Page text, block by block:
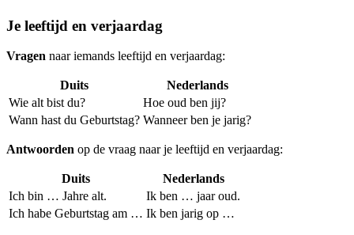
Je leeftijd en verjaardag
Vragen naar iemands leeftijd en verjaardag:
Duits
Nederlands
Wie alt bist du?
Hoe oud ben jij?
Wann hast du Geburtstag? Wanneer ben je jarig?
Antwoorden op de vraag naar je leeftijd en verjaardag:
Duits
Nederlands
Ich bin … Jahre alt.
Ik ben … jaar oud.
Ich habe Geburtstag am … Ik ben jarig op …